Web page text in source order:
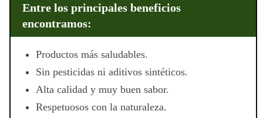
Entre los principales beneficios
encontramos:
Productos más saludables.
Sin pesticidas ni aditivos sintéticos.
Alta calidad y muy buen sabor.
Respetuosos con la naturaleza.